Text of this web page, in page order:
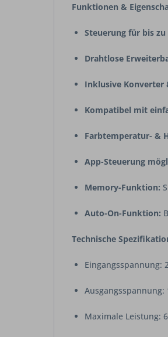
Funktionen &
Steuerung für bis zu
Drahtlose
Inklusive Konverter
Kompatibel mit
Farbtemperatur- &
App-Steuerung
Memory-Funktion:
Auto-On-Funktion:
Technische
Eingangsspannung:
Ausgangsspannung:
Maximale Leistung: